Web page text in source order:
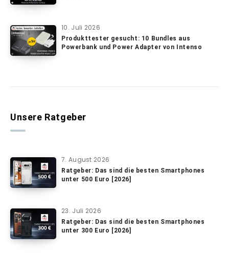
10. Juli 2026
Produkttester gesucht: 10 Bundles aus
Powerbank und Power Adapter von Intenso
Unsere Ratgeber
7. August 2026
Ratgeber: Das sind die besten Smartphones
unter 500 Euro [2026]
23. Juli 2026
Ratgeber: Das sind die besten Smartphones
unter 300 Euro [2026]